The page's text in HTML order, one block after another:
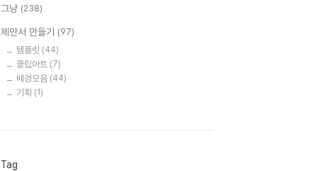
그냥 (238)
제안서 만들기 (97)
템플릿 (44)
클립아트 (7)
배경모음 (44)
기획 (1)
Tag